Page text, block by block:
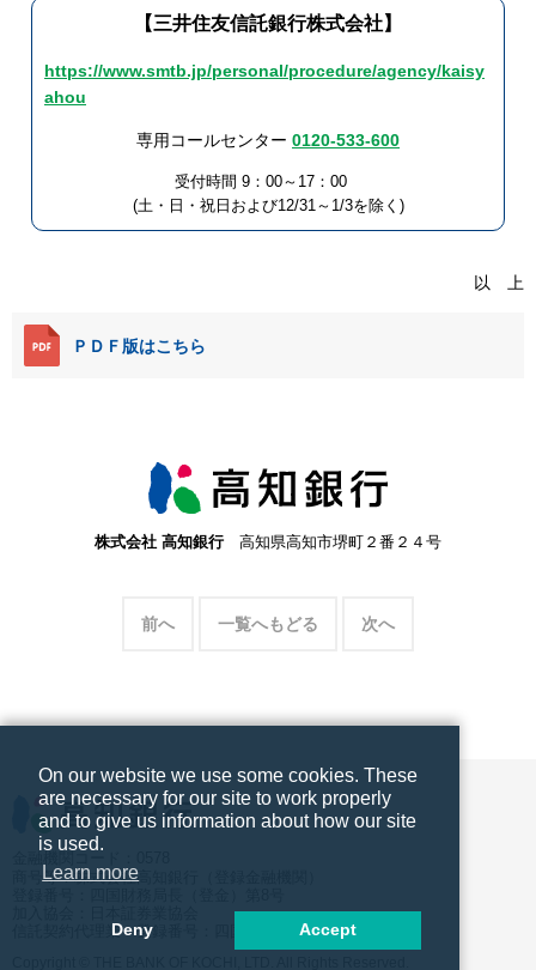
【三井住友信託銀行株式会社】
https://www.smtb.jp/personal/procedure/agency/kaisy
ahou
専用コールセンター 0120-533-600
受付時間 9：00～17：00
(土・日・祝日および12/31～1/3を除く)
以 上
ＰＤＦ版はこちら
株式会社 高知銀行高知県高知市堺町２番２４号
前へ 一覧へもどる 次へ
商号等：株式会社高知銀行（登録金融機関）
信託契約代理業 登録番号：四国財務局長（代信）第10号
On our website we use some cookies. These
are necessary for our site to work properly
and to give us information about how our site
is used.
Learn more
Deny Accept